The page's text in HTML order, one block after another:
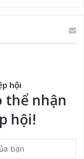
hội
thể nhận
hội!